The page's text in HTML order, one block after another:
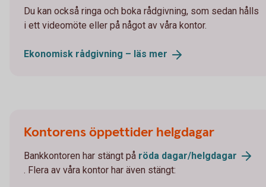
Du kan också ringa och boka rådgivning, som sedan hålls
i ett videomöte eller på något av våra kontor.
Ekonomisk rådgivning – läs mer
Kontorens öppettider helgdagar
Bankkontoren har stängt på röda dagar/helgdagar
. Flera av våra kontor har även stängt: